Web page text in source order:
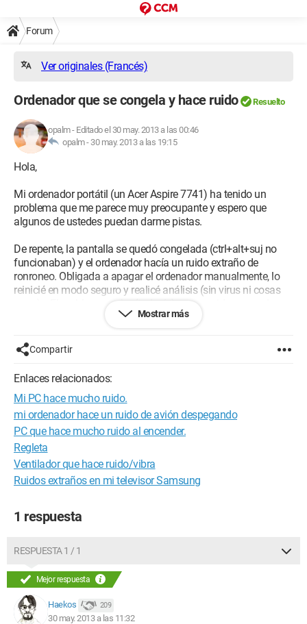
Forum
Ver originales (Francés)
Ordenador que se congela y hace ruido Resuelto
opalm- Editado el 30 may. 2013 a las 00:46
opalm - 30 may. 2013 a las 19:15
Hola,
Mi ordenador portátil (un Acer Aspire 7741) ha tenido un
problema que me parece muy preocupante y espero que
algunos de ustedes puedan darme pistas.
De repente, la pantalla se quedó congelada (ctrl+alt+suj no
funcionaban) y el ordenador hacía un ruido extraño de
ronroneo. Obligada a apagar el ordenador manualmente, lo
reinicié en modo seguro y realicé análisis (sin virus ni cosas
raras)... El problema no ha (todavía) reaparecido y cuando
volví al "modo normal". Apareció un mensaje de error que
funcionar correctamente."
¿Alguien puede ayudarme?
¡Muchas gracias!
Mostrar más
Compartir
Enlaces relacionados:
Mi PC hace mucho ruido.
mi ordenador hace un ruido de avión despegando
PC que hace mucho ruido al encender.
Regleta
Ventilador que hace ruido/vibra
Ruidos extraños en mi televisor Samsung
1 respuesta
RESPUESTA 1 / 1
Mejor respuesta
Haekos 209
30 may. 2013 a las 11:32